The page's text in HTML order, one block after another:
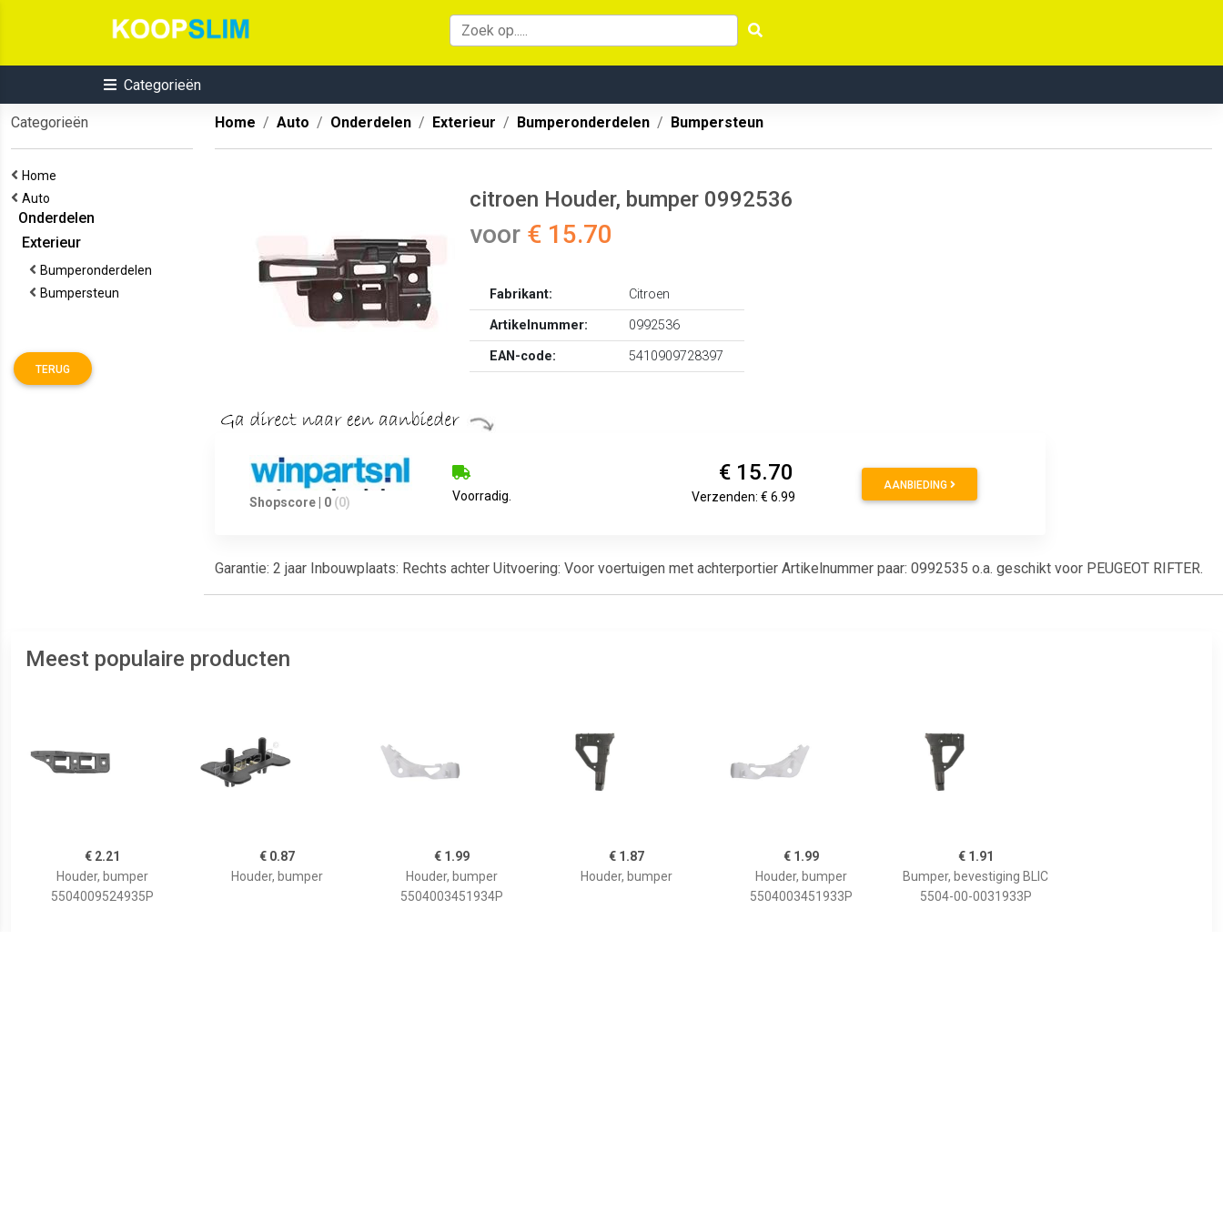
Categorieën
Categorieën
Home
Auto
Onderdelen
Exterieur
Bumperonderdelen
Bumpersteun
TERUG
Home Auto Onderdelen Exterieur Bumperonderdelen Bumpersteun
citroen Houder, bumper 0992536
voor € 15.70
Fabrikant:
Citroen
Artikelnummer:
0992536
EAN-code:
5410909728397
Shopscore | 0 (0) Voorradig.
€ 15.70
Verzenden: € 6.99
AANBIEDING
Garantie: 2 jaar Inbouwplaats: Rechts achter Uitvoering: Voor voertuigen met achterportier Artikelnummer paar: 0992535 o.a. geschikt voor PEUGEOT RIFTER.
Meest populaire producten
€ 2.21
Houder, bumper
5504009524935P
€ 0.87
Houder, bumper
€ 1.99
Houder, bumper
5504003451934P
€ 1.87
Houder, bumper
€ 1.99
Houder, bumper
5504003451933P
€ 1.91
Bumper, bevestiging BLIC
5504-00-0031933P